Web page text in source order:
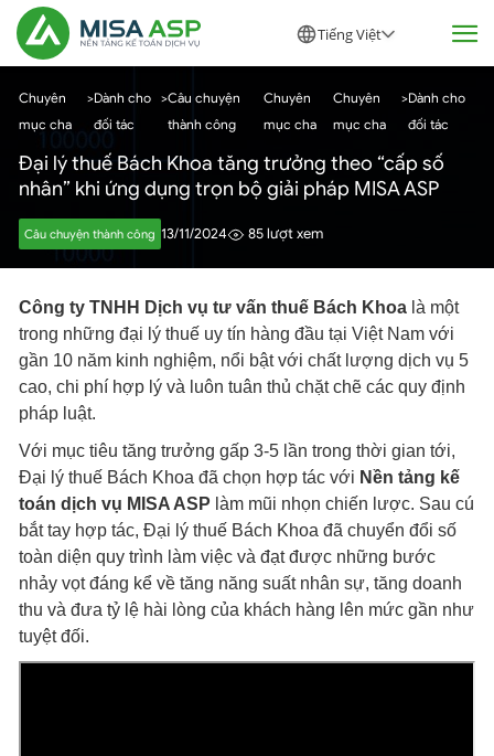
Tiếng Việt
Chuyên
mục cha
>Dành cho
đối tác
>Câu chuyện
thành công
Chuyên
mục cha
Chuyên
mục cha
>Dành cho
đối tác
Đại lý thuế Bách Khoa tăng trưởng theo “cấp số
nhân” khi ứng dụng trọn bộ giải pháp MISA ASP
Câu chuyện thành công 13/11/2024 85 lượt xem
Công ty TNHH Dịch vụ tư vấn thuế Bách Khoa là một
trong những đại lý thuế uy tín hàng đầu tại Việt Nam với
gần 10 năm kinh nghiệm, nổi bật với chất lượng dịch vụ 5
cao, chi phí hợp lý và luôn tuân thủ chặt chẽ các quy định
pháp luật.
Với mục tiêu tăng trưởng gấp 3-5 lần trong thời gian tới,
Đại lý thuế Bách Khoa đã chọn hợp tác với Nền tảng kế
toán dịch vụ MISA ASP làm mũi nhọn chiến lược. Sau cú
bắt tay hợp tác, Đại lý thuế Bách Khoa đã chuyển đổi số
toàn diện quy trình làm việc và đạt được những bước
nhảy vọt đáng kể về tăng năng suất nhân sự, tăng doanh
thu và đưa tỷ lệ hài lòng của khách hàng lên mức gần như
tuyệt đối.